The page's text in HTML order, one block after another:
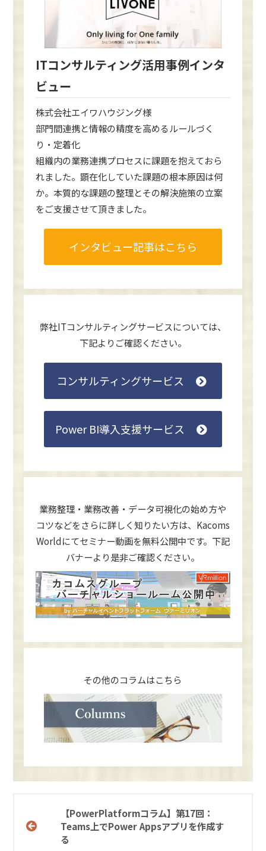
ITコンサルティング活用事例インタ
ビュー
株式会社エイワハウジング様
部門間連携と情報の精度を高めるルールづく
り・定着化
組織内の業務連携プロセスに課題を抱えておら
れました。顕在化していた課題の根本原因は何
か。本質的な課題の整理とその解決施策の立案
をご支援させて頂きました。
インタビュー記事はこちら
弊社ITコンサルティングサービスについては、
下記よりご確認ください。
コンサルティングサービス
Power BI導入支援サービス
業務整理・業務改善・データ可視化の始め方や
コツなどをさらに詳しく知りたい方は、 Kacoms
Worldにてセミナー動画を無料公開中です。下記
バナーより是非ご確認ください。
その他のコラムはこちら
【PowerPlatformコラム】第17回：
Teams上でPower Appsアプリを作成す
る